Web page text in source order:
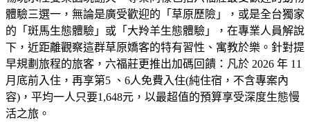
體驗三選一，無論是廣受歡迎的「草原歷險」，或是全台獨家
的「斑馬生態體驗」或「大羚羊生態體驗」，在專業人員解說
下，近距離觀察這群草原嬌客的特有習性、寓教於樂。針對提
早規劃旅程的旅客，六福莊更推出加碼回饋：凡於 2026 年 11
月底前入住，再享第5 、6人免費入住(純住宿，不含專案內
容)，平均一人只要1,648元，以最超值的預算享受深度生態慢
活之旅。